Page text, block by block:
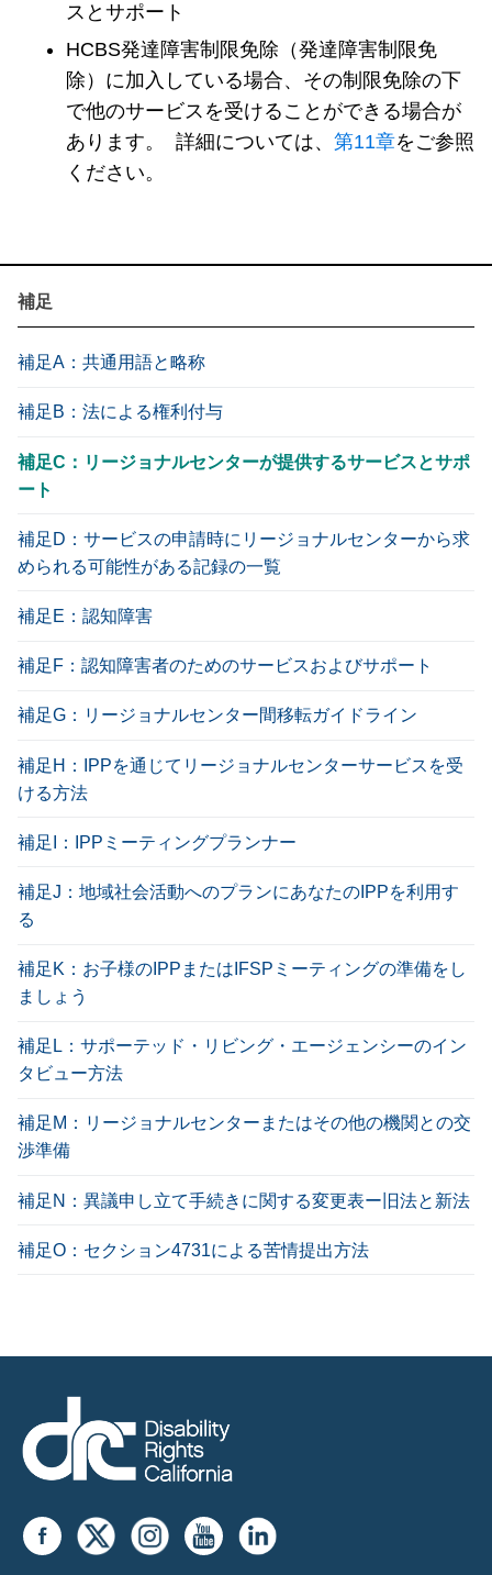
補足
補足A：共通用語と略称
補足B：法による権利付与
補足C：リージョナルセンターが提供するサービスとサポ
ート
補足D：サービスの申請時にリージョナルセンターから求
められる可能性がある記録の一覧
補足E：認知障害
補足F：認知障害者のためのサービスおよびサポート
補足G：リージョナルセンター間移転ガイドライン
補足H：IPPを通じてリージョナルセンターサービスを受
ける方法
補足I：IPPミーティングプランナー
補足J：地域社会活動へのプランにあなたのIPPを利用す
る
補足K：お子様のIPPまたはIFSPミーティングの準備をし
ましょう
補足L：サポーテッド・リビング・エージェンシーのイン
タビュー方法
補足M：リージョナルセンターまたはその他の機関との交
渉準備
補足N：異議申し立て手続きに関する変更表ー旧法と新法
補足O：セクション4731による苦情提出方法
スとサポート
HCBS発達障害制限免除（発達障害制限免
除）に加入している場合、その制限免除の下
で他のサービスを受けることができる場合が
あります。 詳細については、 第11章をご参照
ください。